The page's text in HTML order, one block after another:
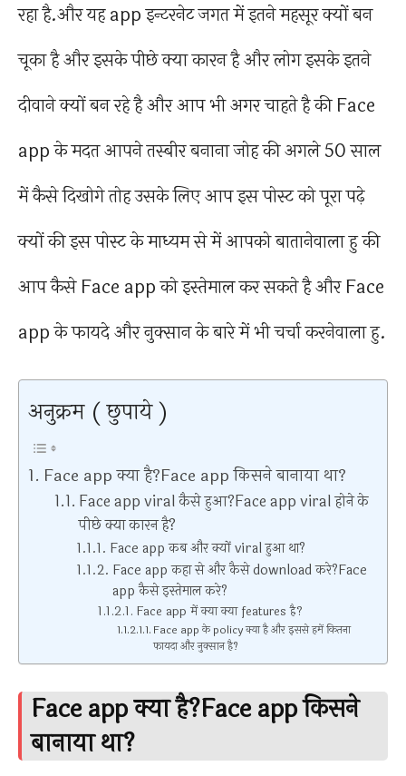
रहा है.और यह app इन्टरनेट जगत में इतने महसूर क्यों बन
चूका है और इसके पीछे क्या कारन है और लोग इसके इतने
दीवाने क्यों बन रहे है और आप भी अगर चाहते है की Face
app के मदत आपने तस्बीर बनाना जोह की अगले 50 साल
में कैसे दिखोगे तोह उसके लिए आप इस पोस्ट को पूरा पढ़े
क्यों की इस पोस्ट के माध्यम से में आपको बातानेवाला हु की
आप कैसे Face app को इस्तेमाल कर सकते है और Face
app के फायदे और नुक्सान के बारे में भी चर्चा करनेवाला हु.
अनुक्रम ( छुपाये )
Face app क्या है?Face app किसने बानाया था?
Face app viral कैसे हुआ?Face app viral होने के
पीछे क्या कारन है?
Face app कब और क्यों viral हुआ था?
Face app कहा से और कैसे download करे?Face
app कैसे इस्तेमाल करे?
Face app में क्या क्या features है?
Face app के policy क्या है और इससे हमें कितना
फायदा और नुक्सान है?
Face app क्या है?Face app किसने
बानाया था?